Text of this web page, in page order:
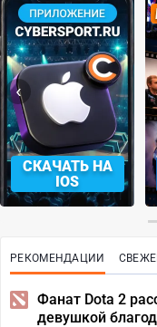
СКАЧАТЬ НА
IOS
‹
РЕКОМЕНДАЦИИ
Фанат Dota 2
девушкой